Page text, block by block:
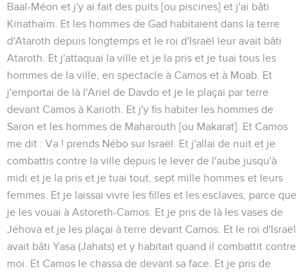
Baal-Méon et j'y ai fait des puits [ou piscines] et j'ai bâti
Kiriathaïm. Et les hommes de Gad habitaient dans la terre
d'Ataroth depuis longtemps et le roi d'Israël leur avait bâti
Ataroth. Et j'attaquai la ville et je la pris et je tuai tous les
hommes de la ville, en spectacle à Camos et à Moab. Et
j'emportai de là l'Ariel de Davdo et je le plaçai par terre
devant Camos à Karioth. Et j'y fis habiter les hommes de
Saron et les hommes de Maharouth [ou Makarat]. Et Camos
me dit : Va ! prends Nébo sur Israël. Et j'allai de nuit et je
combattis contre la ville depuis le lever de l'aube jusqu'à
midi et je la pris et je tuai tout, sept mille hommes et leurs
femmes. Et je laissai vivre les filles et les esclaves, parce que
je les vouai à Astoreth-Camos. Et je pris de là les vases de
Jéhova et je les plaçai à terre devant Camos. Et le roi d'Israël
avait bâti Yasa (Jahats) et y habitait quand il combattit contre
moi. Et Camos le chassa de devant sa face. Et je pris de